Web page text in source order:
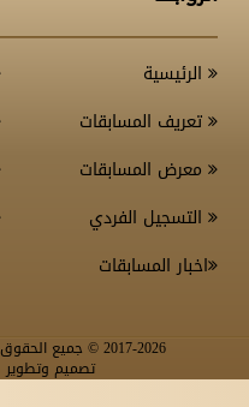
الرئيسية
تعريف المسابقات
معرض المسابقات
التسجيل الفردي
اخبار المسابقات
2017-2026 © جميع الحقوق محفوظة مسابقات الرماية
تصميم وتطوير